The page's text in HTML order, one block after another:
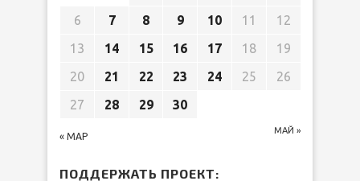
« МАР
МАЙ »
6
7 8 9 10 11
12
13
14 15 16 17 18
19
20
21 22 23 24 25
26
27
28 29 30
ПОДДЕРЖАТЬ ПРОЕКТ: